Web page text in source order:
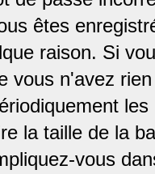
êtes
raison. Si
vous n'avez
la taille de la
vous